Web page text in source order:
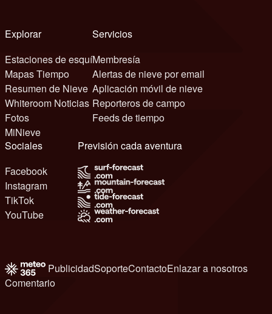
Explorar
Estaciones de esquí
Mapas Tiempo
Resumen de Nieve
Whiteroom Noticias
Fotos
MiNieve
Servicios
Membresía
Alertas de nieve por email
Aplicación móvil de nieve
Reporteros de campo
Feeds de tiempo
Sociales
Facebook
Instagram
TikTok
YouTube
Previsión cada aventura
PublicidadSoporteContactoEnlazar a nosotros
Comentario